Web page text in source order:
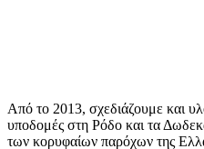
Από το 2013, σχεδιάζουμε και
υποδομές στη Ρόδο και τα
των κορυφαίων παρόχων της